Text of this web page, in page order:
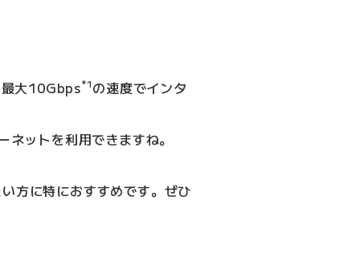
最大10Gbps*1の速度でインタ
ットを利用できますね。
方に特におすすめです。ぜひ